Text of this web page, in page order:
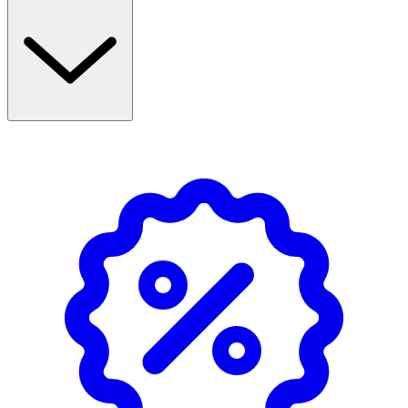
Ett lystergivande ansiktsvatten med niacinamid,
hyaluronsyra och kombucha som jämnar ut hudtonen,
ökar hudens elasticitet, återfuktar och jobbar på
porsammandragande, stärker hudens barriärfunktion,
Liquorice Glow Up Moisturiser
En fuktighetskräm med arbutin som motverkar
pigmenteringar, lakritsrotextrakt som jämnar ut
hudtonen, fuktgivande hyaluronsyra och
barriärstödjande aminosyror. Innehåller även allantoin
och bisabolol som lugnar huden. Ljusreflekterande
pigment ger omedelbar lyster.
Användning